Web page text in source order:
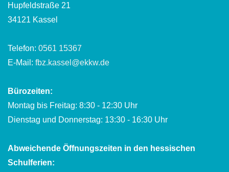
Hupfeldstraße 21
34121 Kassel
Telefon: 0561 15367
E-Mail: fbz.kassel@ekkw.de
Bürozeiten:
Montag bis Freitag: 8:30 - 12:30 Uhr
Dienstag und Donnerstag: 13:30 - 16:30 Uhr
Abweichende Öffnungszeiten in den hessischen
Schulferien: